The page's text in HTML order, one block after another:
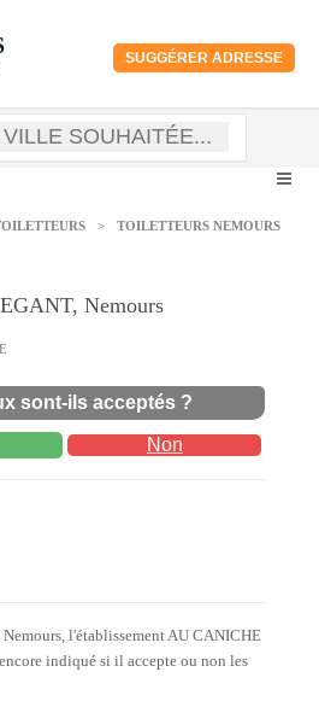
SUGGÉRER ADRESSE
> TOILETTEURS NEMOURS
Nemours
sont-ils acceptés ?
Non
l'établissement AU CANICHE
indiqué si il accepte ou non les